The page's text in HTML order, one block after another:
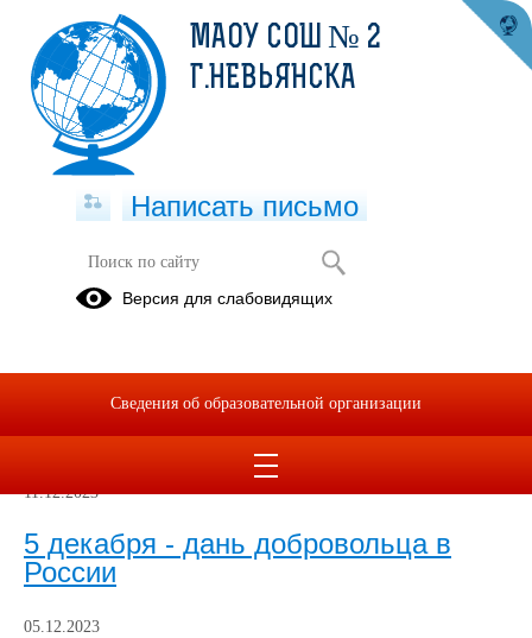
Объявления
Выборы Президента России
11.12.2023
5 декабря - дань добровольца в
России
05.12.2023
МАОУ СОШ № 2
Г.НЕВЬЯНСКА
Написать письмо
Версия для слабовидящих
Сведения об образовательной организации